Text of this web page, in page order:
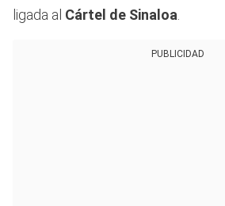
ligada al Cártel de Sinaloa
PUBLICIDAD